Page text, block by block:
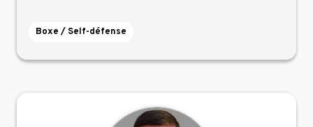
Boxe / Self-défense